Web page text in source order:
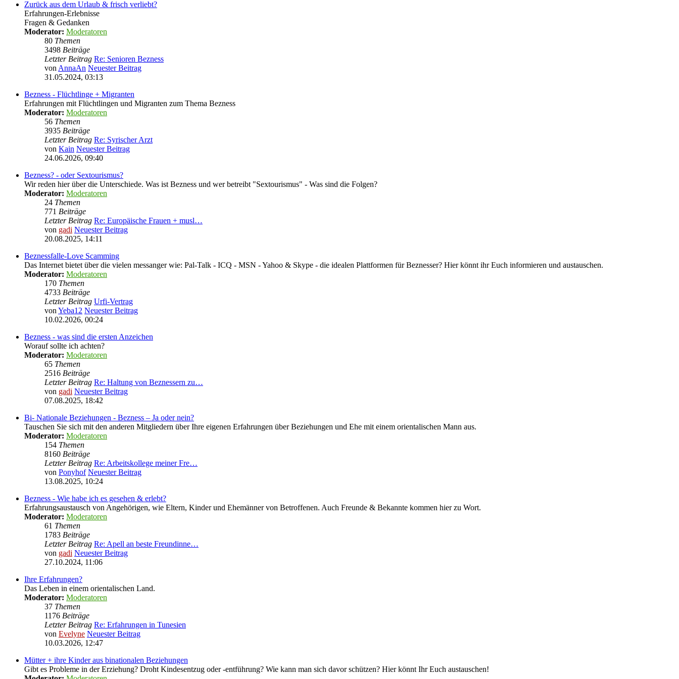
Zurück aus dem Urlaub & frisch verliebt?
Erfahrungen-Erlebnisse
Fragen & Gedanken
Moderator: Moderatoren
80 Themen
3498 Beiträge
Letzter Beitrag Re: Senioren Bezness
von AnnaAn Neuester Beitrag
31.05.2024, 03:13
Bezness - Flüchtlinge + Migranten
Erfahrungen mit Flüchtlingen und Migranten zum Thema Bezness
Moderator: Moderatoren
56 Themen
3935 Beiträge
Letzter Beitrag Re: Syrischer Arzt
von Kain Neuester Beitrag
24.06.2026, 09:40
Bezness? - oder Sextourismus?
Wir reden hier über die Unterschiede. Was ist Bezness und wer betreibt "Sextourismus" - Was sind die Folgen?
Moderator: Moderatoren
24 Themen
771 Beiträge
Letzter Beitrag Re: Europäische Frauen + musl…
von gadi Neuester Beitrag
20.08.2025, 14:11
Beznessfalle-Love Scamming
Das Internet bietet über die vielen messanger wie: Pal-Talk - ICQ - MSN - Yahoo & Skype - die idealen Plattformen für Beznesser? Hier könnt ihr Euch informieren und austauschen.
Moderator: Moderatoren
170 Themen
4733 Beiträge
Letzter Beitrag Urfi-Vertrag
von Yeba12 Neuester Beitrag
10.02.2026, 00:24
Bezness - was sind die ersten Anzeichen
Worauf sollte ich achten?
Moderator: Moderatoren
65 Themen
2516 Beiträge
Letzter Beitrag Re: Haltung von Beznessern zu…
von gadi Neuester Beitrag
07.08.2025, 18:42
Bi- Nationale Beziehungen - Bezness – Ja oder nein?
Tauschen Sie sich mit den anderen Mitgliedern über Ihre eigenen Erfahrungen über Beziehungen und Ehe mit einem orientalischen Mann aus.
Moderator: Moderatoren
154 Themen
8160 Beiträge
Letzter Beitrag Re: Arbeitskollege meiner Fre…
von Ponyhof Neuester Beitrag
13.08.2025, 10:24
Bezness - Wie habe ich es gesehen & erlebt?
Erfahrungsaustausch von Angehörigen, wie Eltern, Kinder und Ehemänner von Betroffenen. Auch Freunde & Bekannte kommen hier zu Wort.
Moderator: Moderatoren
61 Themen
1783 Beiträge
Letzter Beitrag Re: Apell an beste Freundinne…
von gadi Neuester Beitrag
27.10.2024, 11:06
Ihre Erfahrungen?
Das Leben in einem orientalischen Land.
Moderator: Moderatoren
37 Themen
1176 Beiträge
Letzter Beitrag Re: Erfahrungen in Tunesien
von Evelyne Neuester Beitrag
10.03.2026, 12:47
Mütter + ihre Kinder aus binationalen Beziehungen
Gibt es Probleme in der Erziehung? Droht Kindesentzug oder -entführung? Wie kann man sich davor schützen? Hier könnt Ihr Euch austauschen!